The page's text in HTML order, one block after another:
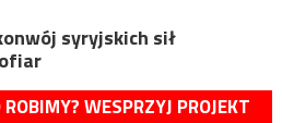
syryjskich sił
WESPRZYJ PROJEKT